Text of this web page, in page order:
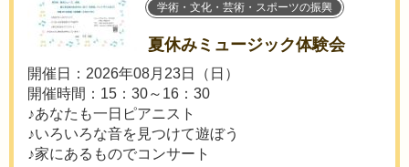
学術・文化・芸術・スポーツの振興
夏休みミュージック体験会
開催日：2026年08月23日（日）
開催時間：15：30～16：30
♪あなたも一日ピアニスト
♪いろいろな音を見つけて遊ぼう
♪家にあるものでコンサート